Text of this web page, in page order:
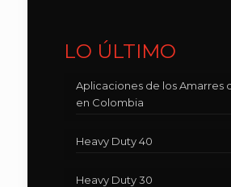
LO ÚLTIMO
Aplicaciones de los Amarres
en Colombia
Heavy Duty 40
Heavy Duty 30